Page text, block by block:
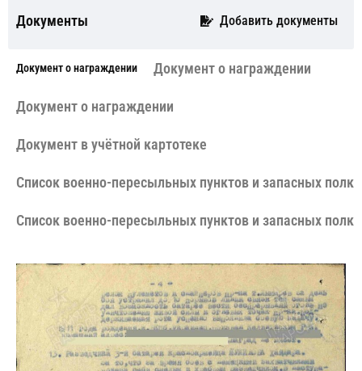
Документы Добавить документы
Документ о награждении Документ о награждении
Документ о награждении
Документ в учётной картотеке
Cписок военно-пересыльных пунктов и запасных
Cписок военно-пересыльных пунктов и запасных